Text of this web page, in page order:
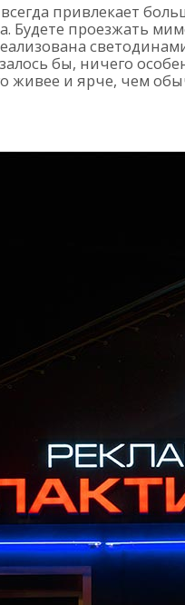
привлекает
Будете проезжать
бы, ничего
живее и ярче, чем